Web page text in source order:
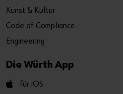
Kunst & Kultur
Code of Compliance
Engineering
Die Würth App
für iOS